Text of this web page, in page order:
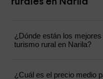
¿Dónde están los
turismo rural en Narila?
¿Cuál es el precio medio